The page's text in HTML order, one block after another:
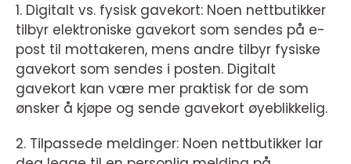
1. Digitalt vs. fysisk gavekort: Noen nettbutikker
tilbyr elektroniske gavekort som sendes på e-
post til mottakeren, mens andre tilbyr fysiske
gavekort som sendes i posten. Digitalt
gavekort kan være mer praktisk for de som
ønsker å kjøpe og sende gavekort øyeblikkelig.
2. Tilpassede meldinger: Noen nettbutikker lar